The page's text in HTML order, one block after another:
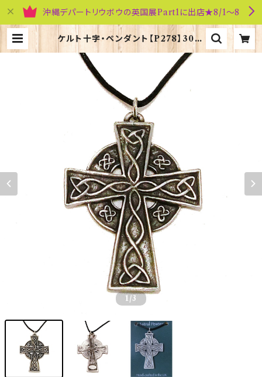
沖縄デパートリウボウの英国展Part1に出店★8/1～8
ケルト十字・ペンダント【P278】3014
5-P278 | 英国雑貨専門店ブリティッ
1 /3